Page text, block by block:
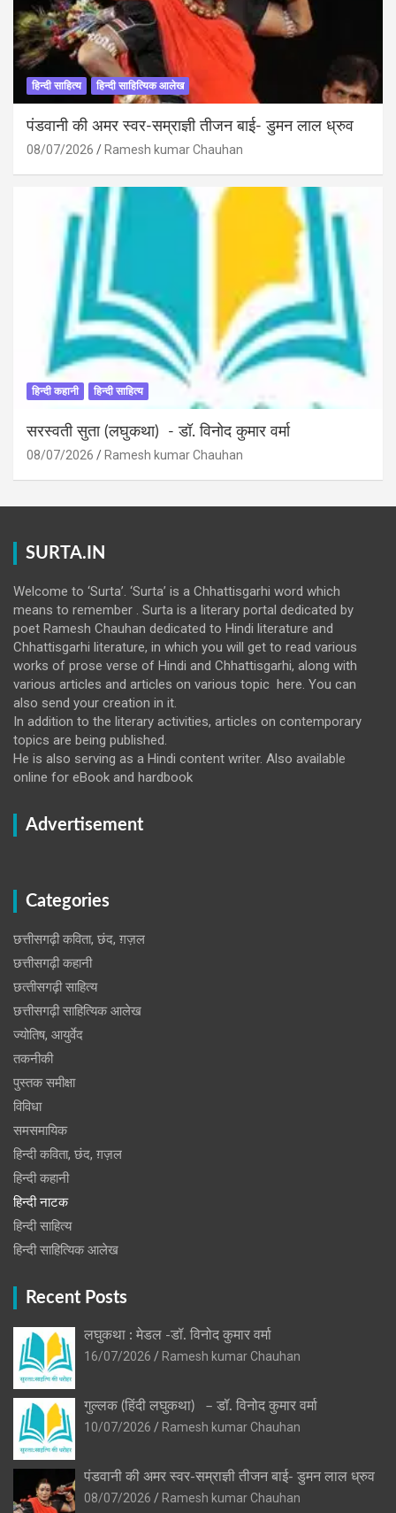
हिन्दी साहित्य हिन्दी साहित्यिक आलेख
पंडवानी की अमर स्वर-सम्राज्ञी तीजन बाई- डुमन लाल ध्रुव
08/07/2026 Ramesh kumar Chauhan
हिन्दी कहानी हिन्दी साहित्य
सरस्वती सुता (लघुकथा) ​- डॉ. विनोद कुमार वर्मा
08/07/2026 Ramesh kumar Chauhan
SURTA.IN
Welcome to ‘Surta’. ‘Surta’ is a Chhattisgarhi word which
means to remember . Surta is a literary portal dedicated by
poet Ramesh Chauhan dedicated to Hindi literature and
Chhattisgarhi literature, in which you will get to read various
works of prose verse of Hindi and Chhattisgarhi, along with
various articles and articles on various topic here. You can
also send your creation in it.
In addition to the literary activities, articles on contemporary
topics are being published.
He is also serving as a Hindi content writer. Also available
online for eBook and hardbook
Advertisement
Categories
छत्तीसगढ़ी कविता, छंद, ग़ज़ल
छत्तीसगढ़ी कहानी
छत्‍तीसगढ़ी साहित्‍य
छत्तीसगढ़ी साहित्यिक आलेख
ज्योतिष, आयुर्वेद
तकनीकी
पुस्‍तक समीक्षा
विविधा
समसमायिक
हिन्दी कविता, छंद, ग़ज़ल
हिन्दी कहानी
हिन्‍दी नाटक
हिन्दी साहित्य
हिन्दी साहित्यिक आलेख
Recent Posts
लघुकथा : मेडल -डॉ. विनोद कुमार वर्मा
16/07/2026
Ramesh kumar Chauhan
गुल्लक (हिंदी लघुकथा) – डॉ. विनोद कुमार वर्मा
10/07/2026
Ramesh kumar Chauhan
पंडवानी की अमर स्वर-सम्राज्ञी तीजन बाई- डुमन लाल ध्रुव
08/07/2026
Ramesh kumar Chauhan